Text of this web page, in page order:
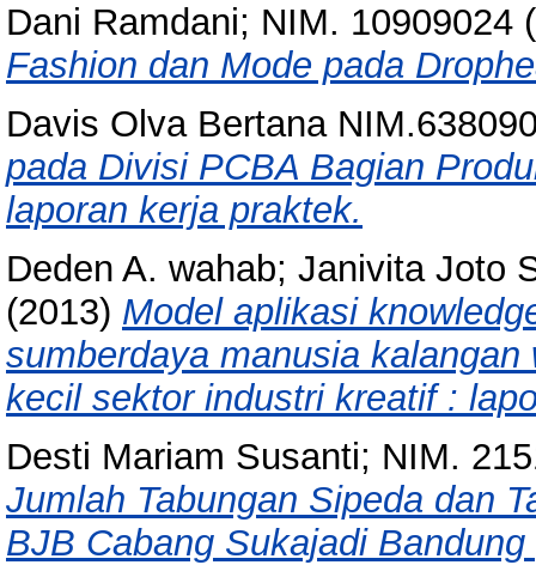
Dani Ramdani; NIM. 10909024
Fashion dan Mode pada
Davis Olva Bertana
pada Divisi PCBA Bagian
laporan kerja praktek.
Deden A. wahab; Janivita Joto
(2013) Model aplikasi
sumberdaya manusia
kecil sektor industri kreatif :
Desti Mariam Susanti; NIM.
Jumlah Tabungan Sipeda dan
BJB Cabang Sukajadi